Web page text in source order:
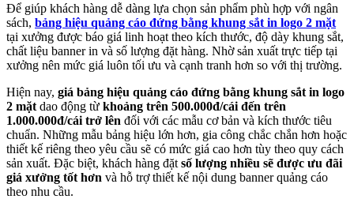
Để giúp khách hàng dễ dàng lựa chọn sản phẩm phù hợp với ngân
sách, bảng hiệu quảng cáo đứng bằng khung sắt in logo 2 mặt
tại xưởng được báo giá linh hoạt theo kích thước, độ dày khung sắt,
chất liệu banner in và số lượng đặt hàng. Nhờ sản xuất trực tiếp tại
xưởng nên mức giá luôn tối ưu và cạnh tranh hơn so với thị trường.
Hiện nay, giá bảng hiệu quảng cáo đứng bằng khung sắt in logo
2 mặt dao động từ khoảng trên 500.000đ/cái đến trên
1.000.000đ/cái trở lên đối với các mẫu cơ bản và kích thước tiêu
chuẩn. Những mẫu bảng hiệu lớn hơn, gia công chắc chắn hơn hoặc
thiết kế riêng theo yêu cầu sẽ có mức giá cao hơn tùy theo quy cách
sản xuất. Đặc biệt, khách hàng đặt số lượng nhiều sẽ được ưu đãi
giá xưởng tốt hơn và hỗ trợ thiết kế nội dung banner quảng cáo
theo nhu cầu.